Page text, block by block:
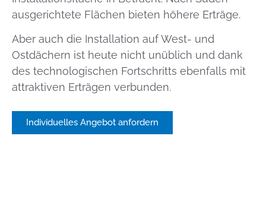
ausgerichtete Flächen bieten höhere Erträge.
Aber auch die Installation auf West- und
Ostdächern ist heute nicht unüblich und dank
des technologischen Fortschritts ebenfalls mit
attraktiven Erträgen verbunden.
Individuelles Angebot anfordern